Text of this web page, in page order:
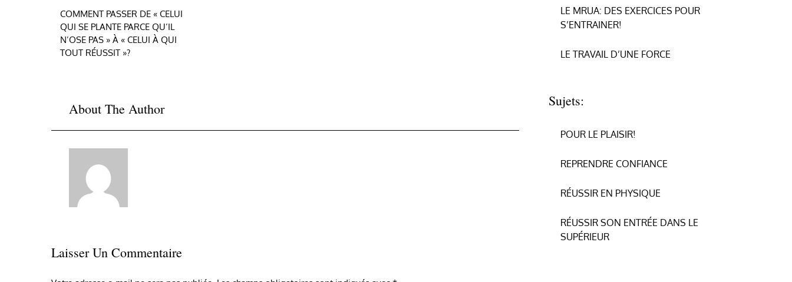
Navigation
de
l’article
COMMENT PASSER DE « CELUI
QUI SE PLANTE PARCE QU’IL
N’OSE PAS » À « CELUI À QUI
TOUT RÉUSSIT »?
About The Author
Laisser Un Commentaire
LE MRUA: DES EXERCICES POUR
S’ENTRAINER!
LE TRAVAIL D’UNE FORCE
Sujets:
POUR LE PLAISIR!
REPRENDRE CONFIANCE
RÉUSSIR EN PHYSIQUE
RÉUSSIR SON ENTRÉE DANS LE
SUPÉRIEUR